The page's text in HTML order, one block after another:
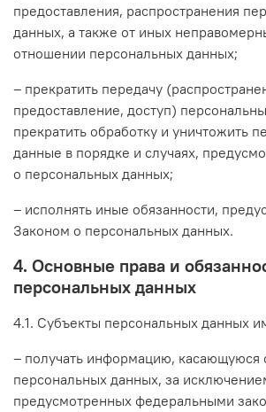
предоставления, распространения
данных, а также от иных
отношении персональных данных;
– прекратить передачу
предоставление, доступ)
прекратить обработку и уничтожить
данные в порядке и случаях,
о персональных данных;
– исполнять иные обязанности,
Законом о персональных данных.
4. Основные права и
персональных данных
4.1. Субъекты персональных данных
– получать информацию, касающуюся
персональных данных, за
предусмотренных федеральными